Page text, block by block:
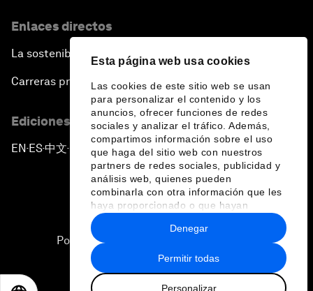
Esta página web usa cookies
Las cookies de este sitio web se usan
para personalizar el contenido y los
anuncios, ofrecer funciones de redes
sociales y analizar el tráfico. Además,
compartimos información sobre el uso
que haga del sitio web con nuestros
partners de redes sociales, publicidad y
análisis web, quienes pueden
combinarla con otra información que les
haya proporcionado o que hayan
recopilado a partir del uso que haya
hecho de sus servicios.
Permitir todas
Personalizar
Denegar
Enlaces directos
La sostenibilidad en el Foro
Carreras profesionales
Ediciones en otros idiomas
EN ▪ES▪中文▪ 日本語
Política de privacidad y normas de uso
Sitemap